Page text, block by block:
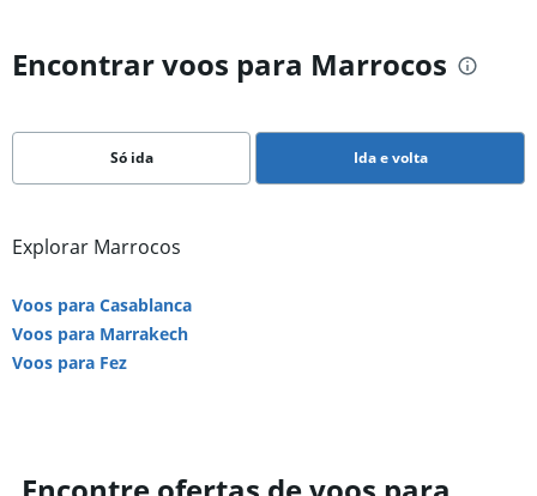
Encontrar voos para Marrocos
Só ida Ida e volta
Explorar Marrocos
Voos para Casablanca
Voos para Marrakech
Voos para Fez